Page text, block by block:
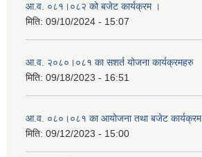
आ.व. ०८१।०८२ को बजेट कार्यक्रम ।
मिति: 09/10/2024 - 15:07
आ.व. २०८०।०८१ का सशर्त योजना कार्यक्रमहरु
मिति: 09/18/2023 - 16:51
आ.व. ०८०।०८१ का आयोजना तथा बजेट कार्यक्रम
मिति: 09/12/2023 - 15:00